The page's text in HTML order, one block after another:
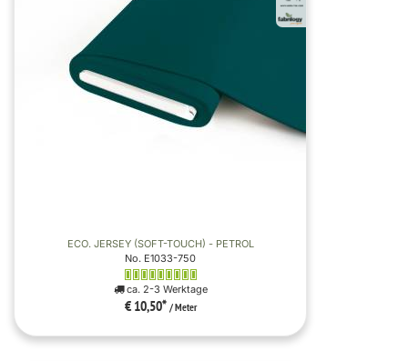
ECO. JERSEY (SOFT-TOUCH) - PETROL
No. E1033-750
ca. 2-3 Werktage
€ 10,50* / Meter